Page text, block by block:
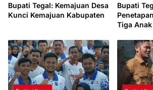
Bupati Tegal: Kemajuan Desa
Kunci Kemajuan Kabupaten
Bupati
Tiga Anak